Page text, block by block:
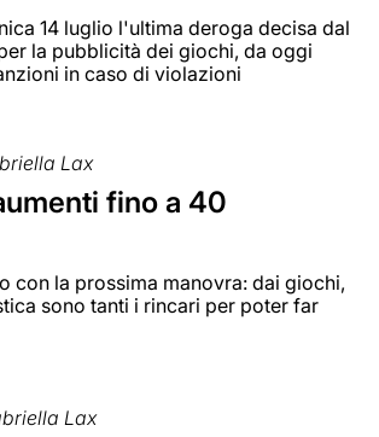
14 luglio l'ultima deroga decisa dal
la pubblicità dei giochi, da oggi
in caso di violazioni
Lax
fino a 40
con la prossima manovra: dai giochi,
sono tanti i rincari per poter far
Lax